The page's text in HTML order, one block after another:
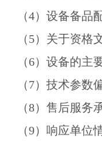
（4）设备备品
（5）关于资格
（6）设备的主
（7）技术参数
（8）售后服务
（9）响应单位